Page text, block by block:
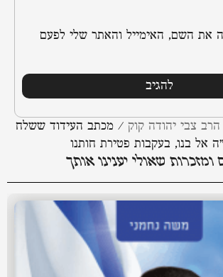
את השם, האימייל והאתר שלי לפעם
הרב צבי יהודה קוק /מכתב העידוד ששלח
אל בנו, בעקבות פטירת חותנו
ומזכרות שאולי יענינו אותך